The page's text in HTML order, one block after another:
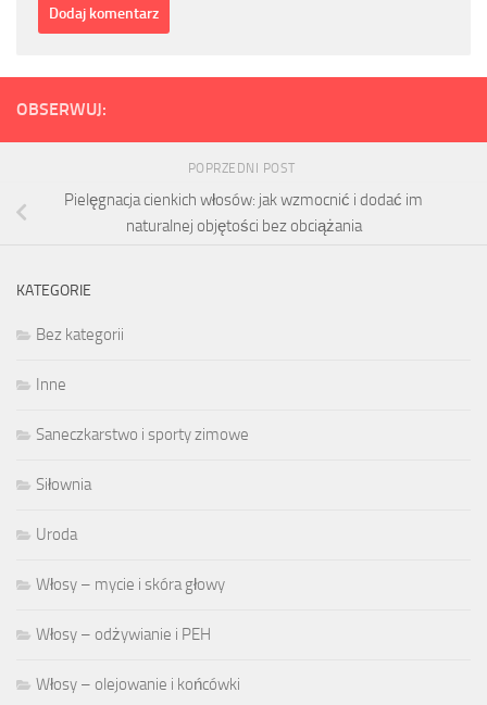
OBSERWUJ:
POPRZEDNI POST
Pielęgnacja cienkich włosów: jak wzmocnić i dodać im
naturalnej objętości bez obciążania
KATEGORIE
Bez kategorii
Inne
Saneczkarstwo i sporty zimowe
Siłownia
Uroda
Włosy – mycie i skóra głowy
Włosy – odżywianie i PEH
Włosy – olejowanie i końcówki